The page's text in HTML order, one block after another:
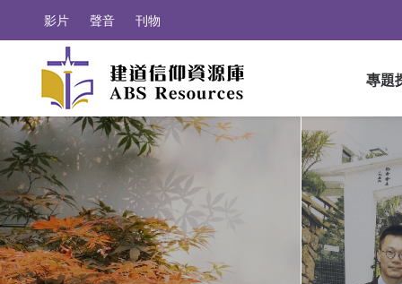
影片 聲音 刊物
專題